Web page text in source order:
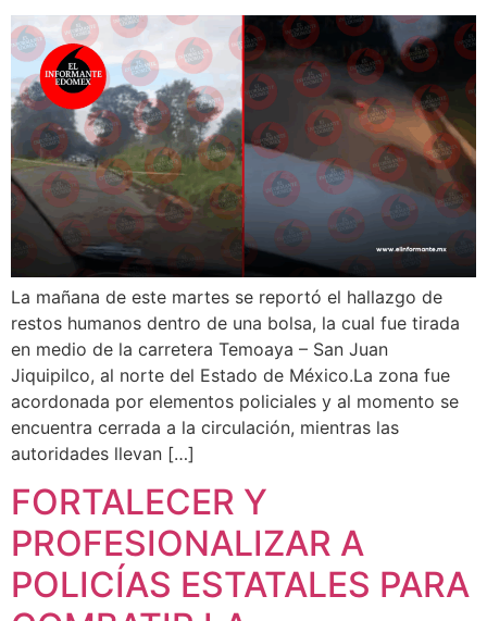
La mañana de este martes se reportó el hallazgo de
restos humanos dentro de una bolsa, la cual fue tirada
en medio de la carretera Temoaya – San Juan
Jiquipilco, al norte del Estado de México.La zona fue
acordonada por elementos policiales y al momento se
encuentra cerrada a la circulación, mientras las
autoridades llevan […]
FORTALECER Y
PROFESIONALIZAR A
POLICÍAS ESTATALES PARA